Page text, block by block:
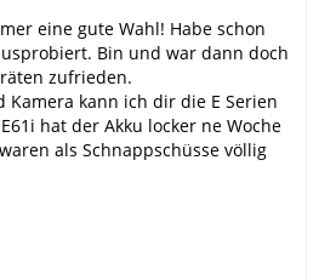
eine gute Wahl! Habe schon
Bin und war dann doch
zufrieden.
Kamera kann ich dir die E Serien
hat der Akku locker ne Woche
als Schnappschüsse völlig